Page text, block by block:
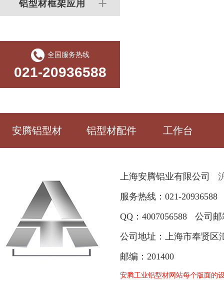
铝型材框架应用
全国服务热线
021-20936588
安腾铝型材 铝型材配件 工作台
上海安腾铝业有限公司
服务热线：021-20936588
QQ：4007056588
公司邮
公司地址：上海市奉贤区
邮编：201400
安腾工业铝型材网站每个版面的